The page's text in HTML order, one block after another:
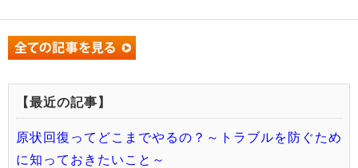
【最近の記事】
原状回復ってどこまでやるの？～トラブルを防ぐため
に知っておきたいこと～